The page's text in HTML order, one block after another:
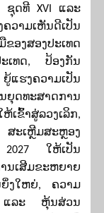
ຊຸດທີ XVI ແລະ
າມເຫັນດີເປັນ
ອງສອງປະເທດ
ະເທດ, ປ້ອງກັນ
ແຮງຄວາມເປັນ
ດທະສາດການ
ຂົ້າສູ່ລວງເລິກ,
ະເຫຼີມສະຫຼອງ
2027 ໃຫ້ເປັນ
ເສີມຂະຫຍາຍ
ຍິ່ງໃຫຍ່, ຄວາມ
ແລະ ຫຸ້ນສ່ວນ